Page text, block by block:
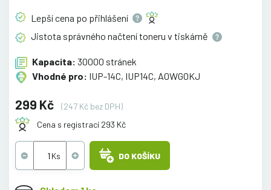
Lepší cena po přihlášení
Jistota správného načtení toneru v tiskárně
Kapacita: 30000 stránek
Vhodné pro: IUP-14C, IUP14C, A0WG0KJ
299 Kč
(247 Kč bez DPH)
Cena s registrací 293 Kč
DO KOŠÍKU